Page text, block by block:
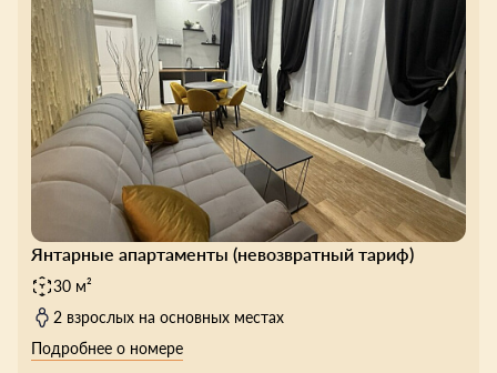
Янтарные апартаменты (невозвратный тариф)
30 м²
2 взрослых на основных местах
Подробнее о номере